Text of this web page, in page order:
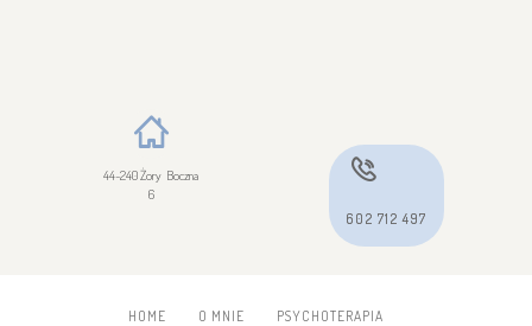
44-240 Żory Boczna
6
602 712 497
HOME O MNIE PSYCHOTERAPIA